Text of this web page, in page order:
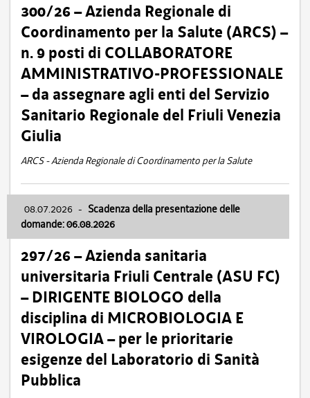
300/26 – Azienda Regionale di
Coordinamento per la Salute (ARCS) –
n. 9 posti di COLLABORATORE
AMMINISTRATIVO-PROFESSIONALE
– da assegnare agli enti del Servizio
Sanitario Regionale del Friuli Venezia
Giulia
ARCS - Azienda Regionale di Coordinamento per la Salute
08.07.2026 - Scadenza della presentazione delle
domande: 06.08.2026
297/26 – Azienda sanitaria
universitaria Friuli Centrale (ASU FC)
– DIRIGENTE BIOLOGO della
disciplina di MICROBIOLOGIA E
VIROLOGIA – per le prioritarie
esigenze del Laboratorio di Sanità
Pubblica